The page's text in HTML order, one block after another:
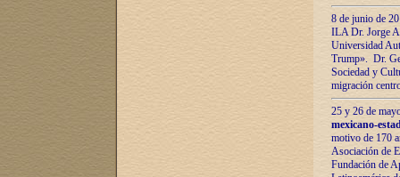
8 de junio de
ILA Dr. Jorge
Universidad
Trump». Dr.
Sociedad y
migración
25 y 26 de
mexicano-
motivo de 170
Asociación de
Fundación de